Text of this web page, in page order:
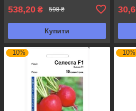
538,20 ₴ 598 ₴
Купити
–10% –10%